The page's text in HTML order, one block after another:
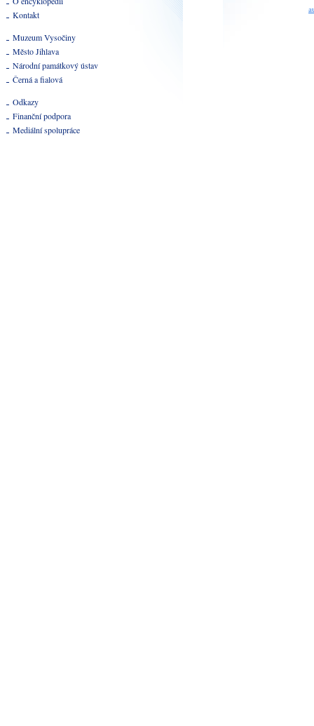
Kontakt
Muzeum Vysočiny
Město Jihlava
Národní památkový ústav
Černá a fialová
Odkazy
Finanční podpora
Mediální spolupráce